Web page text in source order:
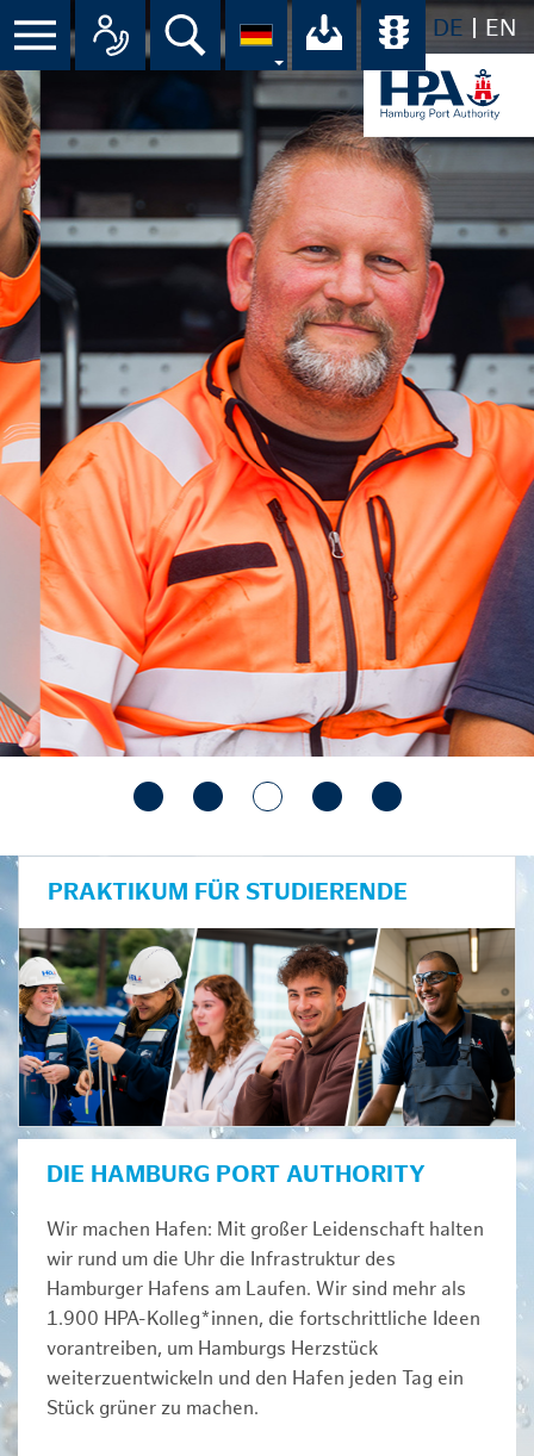
DE EN
Suche Ihr Download-
PRAKTIKUM FÜR STUDIERENDE
DIE HAMBURG PORT AUTHORITY
Wir machen Hafen: Mit großer Leidenschaft halten
wir rund um die Uhr die Infrastruktur des
Hamburger Hafens am Laufen. Wir sind mehr als
1.900 HPA-Kolleg*innen, die fortschrittliche Ideen
vorantreiben, um Hamburgs Herzstück
weiterzuentwickeln und den Hafen jeden Tag ein
Stück grüner zu machen.